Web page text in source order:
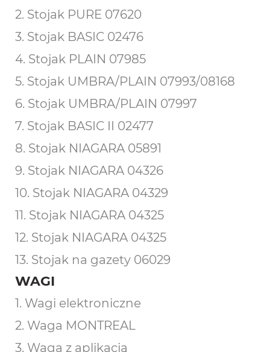
2. Stojak PURE 07620
3. Stojak BASIC 02476
4. Stojak PLAIN 07985
5. Stojak UMBRA/PLAIN 07993/08168
6. Stojak UMBRA/PLAIN 07997
7. Stojak BASIC II 02477
8. Stojak NIAGARA 05891
9. Stojak NIAGARA 04326
10. Stojak NIAGARA 04329
11. Stojak NIAGARA 04325
12. Stojak NIAGARA 04325
13. Stojak na gazety 06029
WAGI
1. Wagi elektroniczne
2. Waga MONTREAL
3. Waga z aplikacją